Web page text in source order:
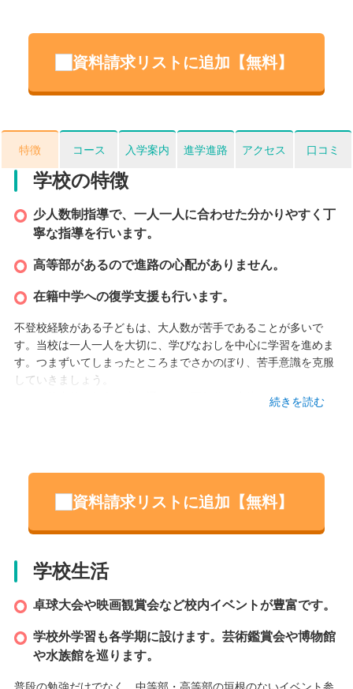
資料請求リストに追加【無料】
特徴 コース 入学案内 進学進路 アクセス 口コミ
学校の特徴
少人数制指導で、一人一人に合わせた分かりやすく丁
寧な指導を行います。
高等部があるので進路の心配がありません。
在籍中学への復学支援も行います。
不登校経験がある子どもは、大人数が苦手であることが多いで
す。当校は一人一人を大切に、学びなおしを中心に学習を進めま
す。つまずいてしまったところまでさかのぼり、苦手意識を克服
していきましょう。
また、校内外で行う行事を通じて、同年代の生徒とのつながりを
本校情報
東京都目黒区下目黒２-３-４ フタバ目黒ビル１Ｆ
03-6824-9690
続きを読む
資料請求リストに追加【無料】
学校生活
卓球大会や映画観賞会など校内イベントが豊富です。
学校外学習も各学期に設けます。芸術鑑賞会や博物館
や水族館を巡ります。